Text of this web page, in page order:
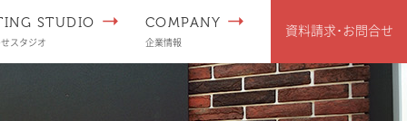
STUDIO
スタジオ
COMPANY
企業情報
資料請求･お問合せ